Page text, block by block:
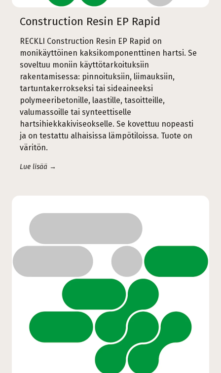
Construction Resin EP Rapid
RECKLI Construction Resin EP Rapid on
monikäyttöinen kaksikomponenttinen hartsi. Se
soveltuu moniin käyttötarkoituksiin
rakentamisessa: pinnoituksiin, liimauksiin,
tartuntakerrokseksi tai sideaineeksi
polymeeribetonille, laastille, tasoitteille,
valumassoille tai synteettiselle
hartsihiekkakiviseokselle. Se kovettuu nopeasti
ja on testattu alhaisissa lämpötiloissa. Tuote on
väritön.
Lue lisää →